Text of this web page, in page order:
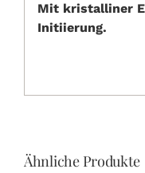
Mit kristalliner
Initiierung.
Ähnliche Produkte